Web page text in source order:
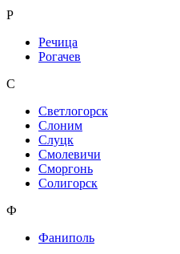
Р
Речица
Рогачев
С
Светлогорск
Слоним
Слуцк
Смолевичи
Сморгонь
Солигорск
Ф
Фаниполь